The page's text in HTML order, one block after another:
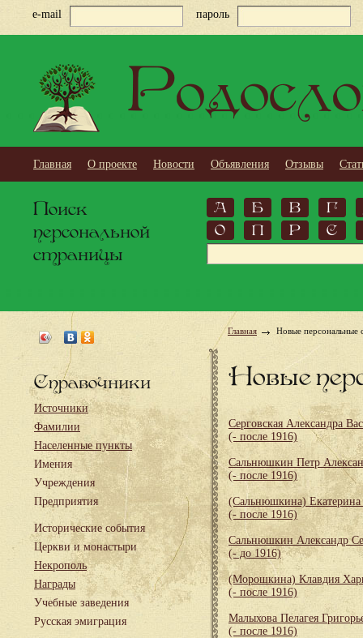
e-mail пароль
Главная О проекте Новости Объявления Отзывы
Поиск
персональной
страницы
А Б В
Г
О
П Р С
Справочники
Источники
Фамилии
Населенные пункты
Имения
Учреждения
Предприятия
Исторические события
Церкви и монастыри
Некрополь
Награды
Учебные заведения
Русская эмиграция
Главная Новые персональные
Новые
Серговская Александра
(- после 1916)
Сальнюшкин Петр
(- после 1916)
(Сальнюшкина) Екатерина
(- после 1916)
Сальнюшкин Александр
(- до 1916)
(Морошкина) Клавдия
(- после 1916)
Малыхова Пелагея
(- после 1916)